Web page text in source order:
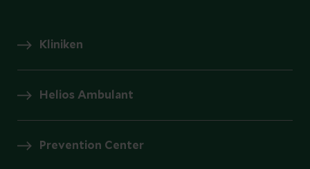
Kliniken
Helios Ambulant
Prevention Center